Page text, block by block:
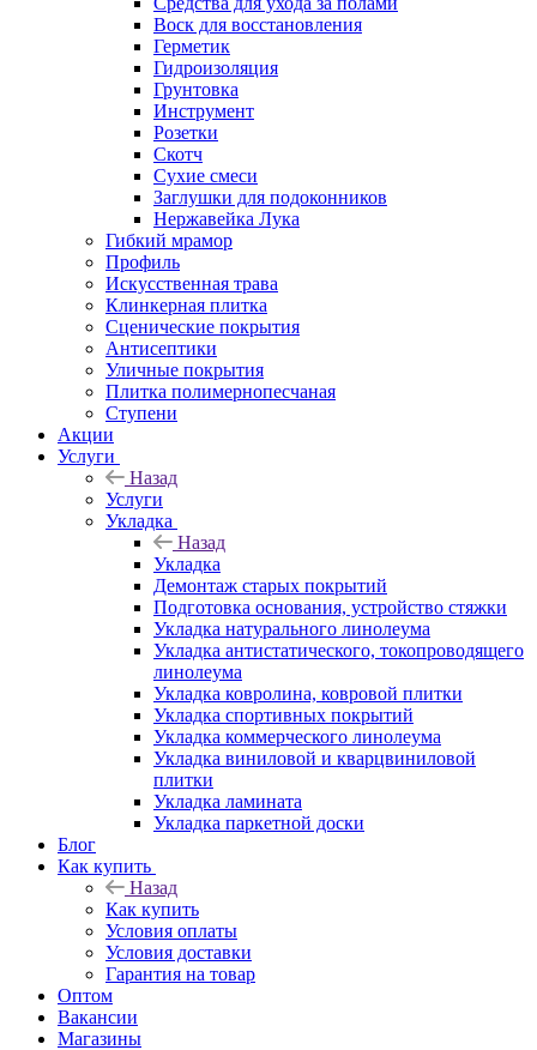
Воск для восстановления
Герметик
Гидроизоляция
Грунтовка
Инструмент
Розетки
Скотч
Сухие смеси
Заглушки для подоконников
Нержавейка Лука
Гибкий мрамор
Профиль
Искусственная трава
Клинкерная плитка
Сценические покрытия
Антисептики
Уличные покрытия
Плитка полимернопесчаная
Ступени
Акции
Услуги
Назад
Услуги
Укладка
Назад
Укладка
Демонтаж старых покрытий
Подготовка основания, устройство стяжки
Укладка натурального линолеума
Укладка антистатического, токопроводящего
линолеума
Укладка ковролина, ковровой плитки
Укладка спортивных покрытий
Укладка коммерческого линолеума
Укладка виниловой и кварцвиниловой
плитки
Укладка ламината
Укладка паркетной доски
Блог
Как купить
Назад
Как купить
Условия оплаты
Условия доставки
Гарантия на товар
Оптом
Вакансии
Магазины